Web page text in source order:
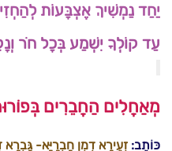
יַחַד נַמְשִׁיךְ אֶצְבָּעוֹת
עַד קוֹלְךָ יִשְׁמַע בְּכָל חֹר
מְאַחֲלִים הַחֲבֵרִים
כּוֹתֵב: זְעֵירָא דְמִן חַבְרַיָּא- גַּבְרָא